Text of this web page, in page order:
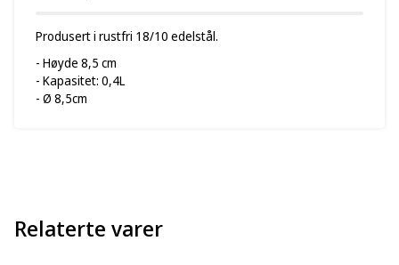
Produsert i rustfri 18/10 edelstål.
- Høyde 8,5 cm
- Kapasitet: 0,4L
- Ø 8,5cm
Relaterte varer